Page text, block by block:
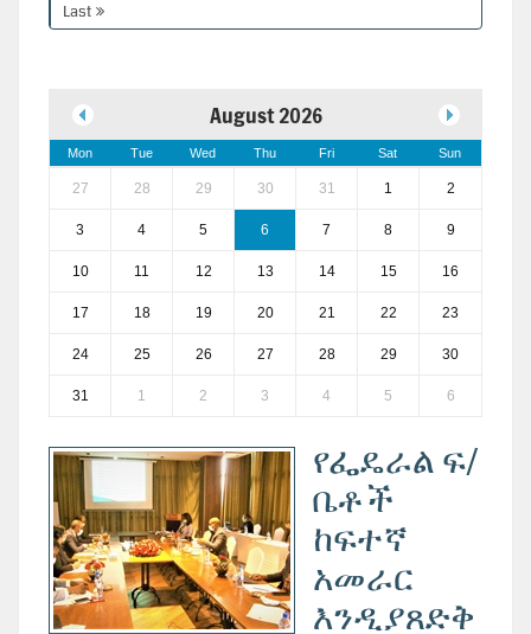
Last
August 2026
Mon Tue Wed Thu Fri Sat Sun
27 28 29 30 31 1 2
3 4 5 6 7 8 9
10 11 12 13 14 15 16
17 18 19 20 21 22 23
24 25 26 27 28 29 30
31 1 2 3 4 5 6
የፌዴራል ፍ/
ቤቶች
ከፍተኛ
አመራር
እንዲያጸድቅ